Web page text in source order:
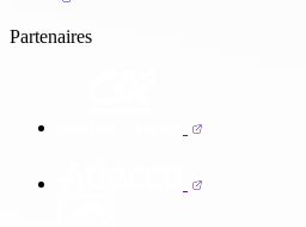
Partenaires